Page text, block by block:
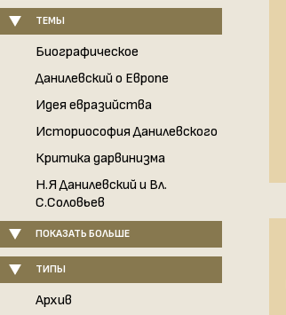
ТЕМЫ
Биографическое
Данилевский о Европе
Идея евразийства
Историософия Данилевского
Критика дарвинизма
Н.Я Данилевский и Вл.
С.Соловьев
ПОКАЗАТЬ БОЛЬШЕ
ТИПЫ
Архив